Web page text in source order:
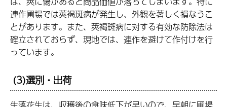
連作圃場では莢褐斑病が発生し、外観を著しく損なうこ
とがあります。また、莢褐斑病に対する有効な防除法は
確立されておらず、現地では、連作を避けて作付けを行
っています。
(3)選別・出荷